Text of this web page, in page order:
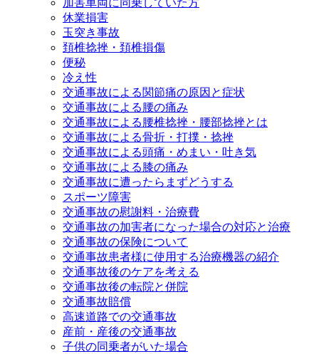
加害車両に同乗していた方
休業損害
玉突き事故
頚椎捻挫・頚椎損傷
便秘
冷え性
交通事故による関節痛の原因と症状
交通事故による腰の痛み
交通事故による腰椎捻挫・腰部捻挫とは
交通事故による骨折・打撲・捻挫
交通事故による頭痛・めまい・吐き気
交通事故による膝の痛み
交通事故に遭ったらまずどうする
スポーツ障害
交通事故の慰謝料・治療費
交通事故の加害者になった場合の対応と治療
交通事故の保険について
交通事故患者様に使用する治療機器の紹介
交通事故後のケアを考える
交通事故後の転院と併院
交通事故賠償
高速道路での交通事故
産前・産後の交通事故
子供の同乗者がいた場合